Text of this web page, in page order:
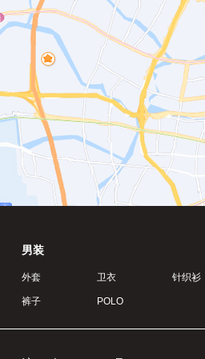
男装
外套 卫衣 针织衫
裤子 POLO